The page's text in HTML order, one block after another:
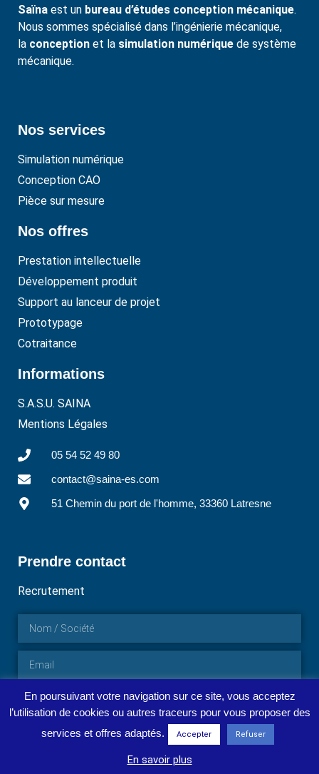
Saïna est un bureau d’études conception mécanique.
Nous sommes spécialisé dans l’ingénierie mécanique,
la conception et la simulation numérique de système
mécanique.
Nos services
Simulation numérique
Conception CAO
Pièce sur mesure
Nos offres
Prestation intellectuelle
Développement produit
Support au lanceur de projet
Prototypage
Cotraitance
Informations
S.A.S.U. SAINA
Mentions Légales
05 54 52 49 80
contact@saina-es.com
51 Chemin du port de l'homme, 33360 Latresne
Prendre contact
Recrutement
ENVOYER
© 2026 SAÏNA ENGINEERING - Tous droits réservés
En poursuivant votre navigation sur ce site, vous acceptez
l’utilisation de cookies ou autres traceurs pour vous proposer des
services et offres adaptés.
Accepter Refuser
En savoir plus